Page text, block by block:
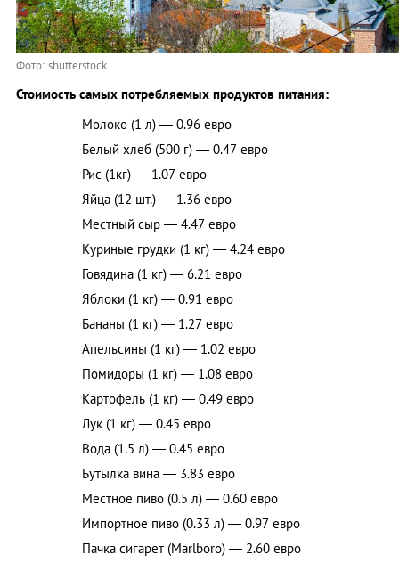
Фото: shutterstock
Стоимость самых потребляемых продуктов питания:
Молоко (1 л) — 0.96 евро
Белый хлеб (500 г) — 0.47 евро
Рис (1кг) — 1.07 евро
Яйца (12 шт.) — 1.36 евро
Местный сыр — 4.47 евро
Куриные грудки (1 кг) — 4.24 евро
Говядина (1 кг) — 6.21 евро
Яблоки (1 кг) — 0.91 евро
Бананы (1 кг) — 1.27 евро
Апельсины (1 кг) — 1.02 евро
Помидоры (1 кг) — 1.08 евро
Картофель (1 кг) — 0.49 евро
Лук (1 кг) — 0.45 евро
Вода (1.5 л) — 0.45 евро
Бутылка вина — 3.83 евро
Местное пиво (0.5 л) — 0.60 евро
Импортное пиво (0.33 л) — 0.97 евро
Пачка сигарет (Marlboro) — 2.60 евро